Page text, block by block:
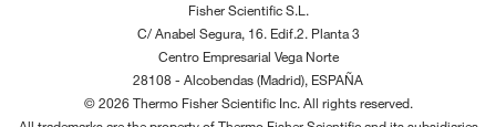
Fisher Scientific S.L.
C/ Anabel Segura, 16. Edif.2. Planta 3
Centro Empresarial Vega Norte
28108 - Alcobendas (Madrid), ESPAÑA
© 2026 Thermo Fisher Scientific Inc. All rights reserved.